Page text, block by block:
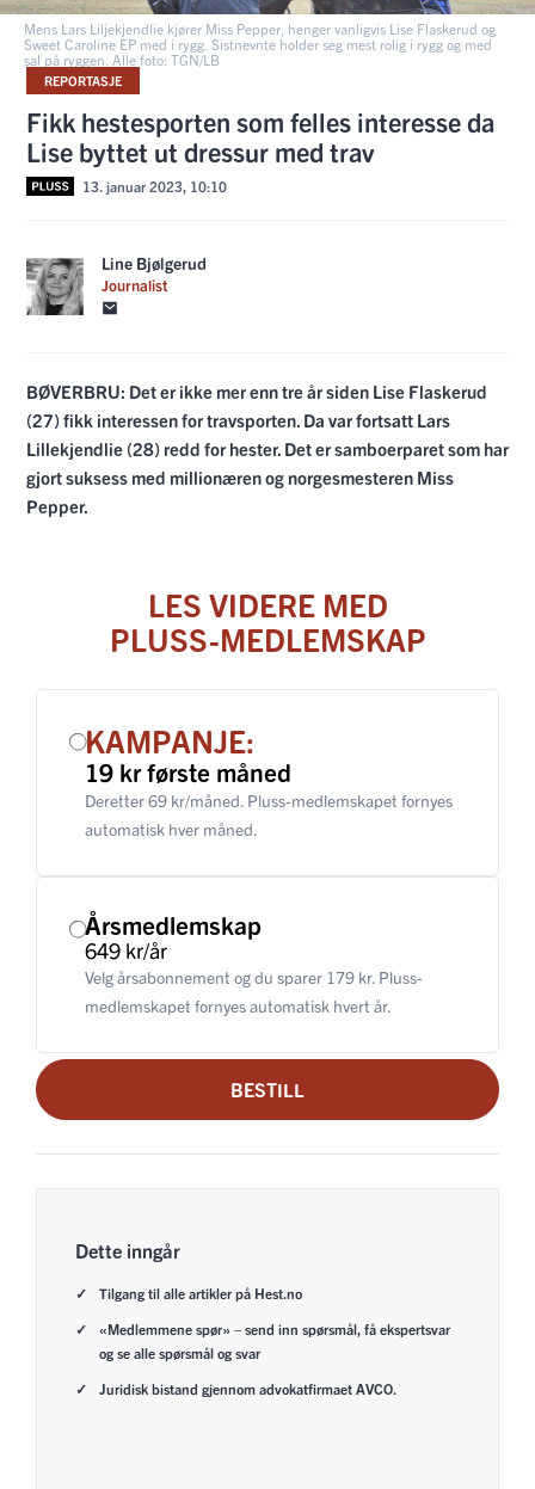
Mens Lars Liljekjendlie kjører Miss Pepper, henger vanligvis Lise Flaskerud og
Sweet Caroline EP med i rygg. Sistnevnte holder seg mest rolig i rygg og med
sal på ryggen. Alle foto: TGN/LB
REPORTASJE
Fikk hestesporten som felles interesse da
Lise byttet ut dressur med trav
13. januar 2023, 10:10
Line Bjølgerud
Journalist
BØVERBRU: Det er ikke mer enn tre år siden Lise Flaskerud
(27) fikk interessen for travsporten. Da var fortsatt Lars
Lillekjendlie (28) redd for hester. Det er samboerparet som har
gjort suksess med millionæren og norgesmesteren Miss
Pepper.
LES VIDERE MED
PLUSS-MEDLEMSKAP
KAMPANJE:
19 kr første måned
Deretter 69 kr/måned. Pluss-medlemskapet fornyes
automatisk hver måned.
Årsmedlemskap
649 kr/år
Velg årsabonnement og du sparer 179 kr. Pluss-
medlemskapet fornyes automatisk hvert år.
BESTILL
Dette inngår
Tilgang til alle artikler på Hest.no
«Medlemmene spør» – send inn spørsmål, få ekspertsvar
og se alle spørsmål og svar
Juridisk bistand gjennom advokatfirmaet AVCO.